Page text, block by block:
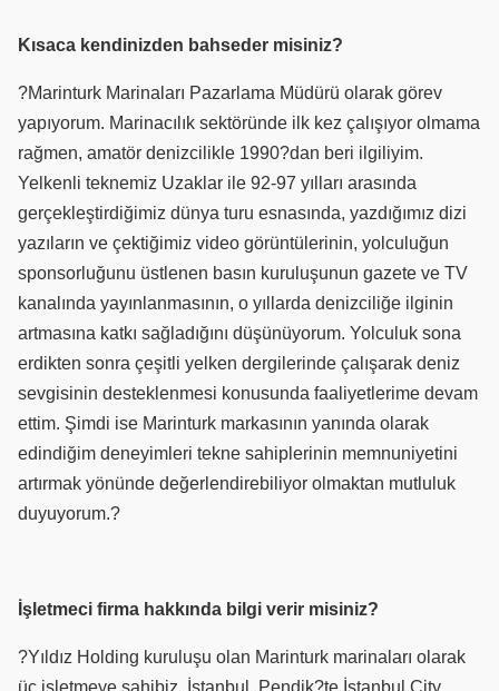
Kısaca kendinizden bahseder misiniz?
?Marinturk Marinaları Pazarlama Müdürü olarak görev
yapıyorum. Marinacılık sektöründe ilk kez çalışıyor olmama
rağmen, amatör denizcilikle 1990?dan beri ilgiliyim.
Yelkenli teknemiz Uzaklar ile 92-97 yılları arasında
gerçekleştirdiğimiz dünya turu esnasında, yazdığımız dizi
yazıların ve çektiğimiz video görüntülerinin, yolculuğun
sponsorluğunu üstlenen basın kuruluşunun gazete ve TV
kanalında yayınlanmasının, o yıllarda denizciliğe ilginin
artmasına katkı sağladığını düşünüyorum. Yolculuk sona
erdikten sonra çeşitli yelken dergilerinde çalışarak deniz
sevgisinin desteklenmesi konusunda faaliyetlerime devam
ettim. Şimdi ise Marinturk markasının yanında olarak
edindiğim deneyimleri tekne sahiplerinin memnuniyetini
artırmak yönünde değerlendirebiliyor olmaktan mutluluk
duyuyorum.?
İşletmeci firma hakkında bilgi verir misiniz?
?Yıldız Holding kuruluşu olan Marinturk marinaları olarak